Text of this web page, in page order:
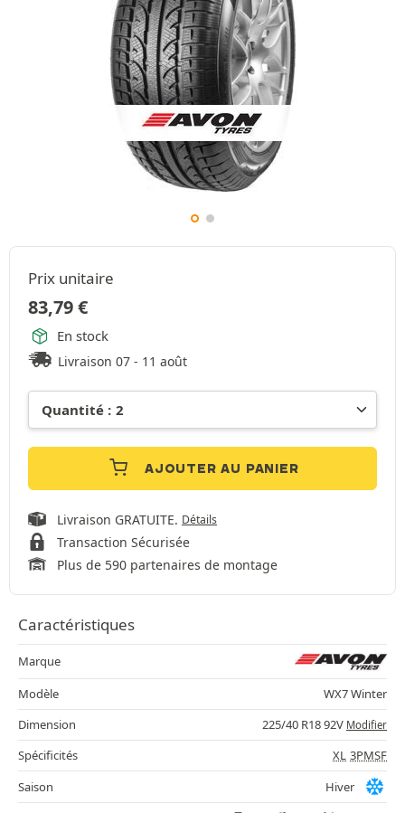
Prix unitaire
83,79€
En stock
Livraison 07 - 11 août
AJOUTER AU PANIER
Livraison GRATUITE. Détails
Transaction Sécurisée
Plus de 590 partenaires de montage
Caractéristiques
Marque
Modèle
WX7 Winter
Dimension
225/40 R18 92V Modifier
Spécificités XL 3PMSF
Saison
Hiver